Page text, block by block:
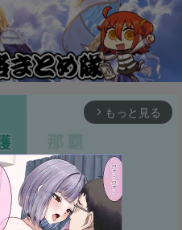
arrow_forward_ios もっと見る